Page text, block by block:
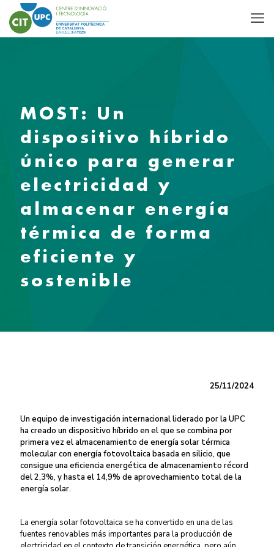
MOST: Un
dispositivo híbrido
único para generar
electricidad y
almacenar energía
térmica de forma
eficiente y
sostenible
25/11/2024
Un equipo de investigación internacional liderado por la UPC
ha creado un dispositivo híbrido en el que se combina por
primera vez el almacenamiento de energía solar térmica
molecular con energía fotovoltaica basada en silicio, que
consigue una eficiencia energética de almacenamiento récord
del 2,3%, y hasta el 14,9% de aprovechamiento total de la
energía solar.
La energía solar fotovoltaica se ha convertido en una de las
fuentes renovables más importantes para la producción de